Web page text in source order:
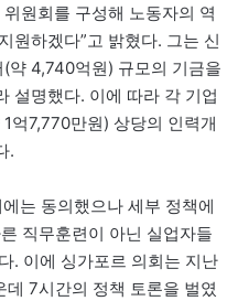
원회를 구성해 노동자의 역
원하겠다”고 밝혔다. 그는 신
약 4,740억원) 규모의 기금을
설명했다. 이에 따라 각 기업
억7,770만원) 상당의 인력개
.
는 동의했으나 세부 정책에
직무훈련이 아닌 실업자들
. 이에 싱가포르 의회는 지난
7시간의 정책 토론을 벌였